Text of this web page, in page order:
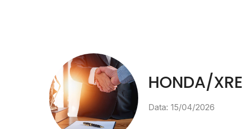
HONDA/
Data: 15/04/2026